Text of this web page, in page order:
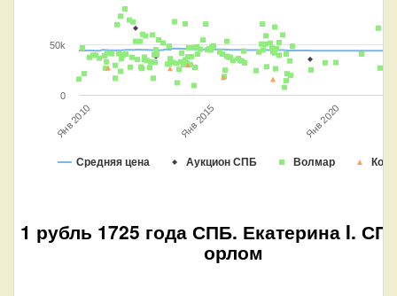
Средняя цена Аукцион СПБ Волмар
Янв 2010 Янв 2020
Янв 2015
0
50k
1 рубль 1725 года СПБ. Екатерина I. СП
орлом